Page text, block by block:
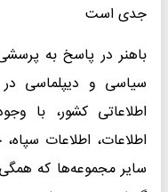
جدی است
باهنر در پاسخ به
سیاسی و دیپلماسی
اطلاعاتی کشور، با
اطلاعات، اطلاعات
سایر مجموعه‌ها که